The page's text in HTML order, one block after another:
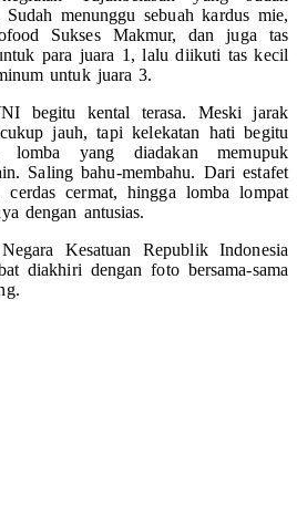
Sudah menunggu sebuah kardus mie,
Sukses Makmur, dan juga tas
para juara 1, lalu diikuti tas kecil
untuk juara 3.
begitu kental terasa. Meski jarak
jauh, tapi kelekatan hati begitu
yang diadakan memupuk
Saling bahu-membahu. Dari estafet
cermat, hingga lomba lompat
dengan antusias.
Kesatuan Republik Indonesia
diakhiri dengan foto bersama-sama